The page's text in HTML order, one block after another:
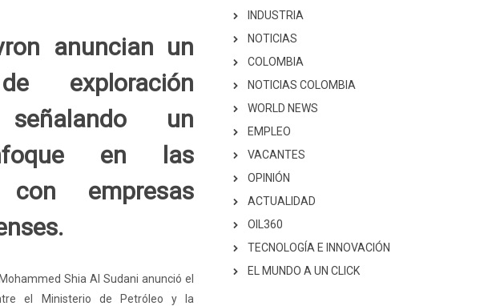
anuncian un
exploración
señalando un
en las
con empresas
Shia Al Sudani anunció el
el Ministerio de Petróleo y la
INDUSTRIA
NOTICIAS
COLOMBIA
NOTICIAS COLOMBIA
WORLD NEWS
EMPLEO
VACANTES
OPINIÓN
ACTUALIDAD
OIL360
TECNOLOGÍA E INNOVACIÓN
EL MUNDO A UN CLICK